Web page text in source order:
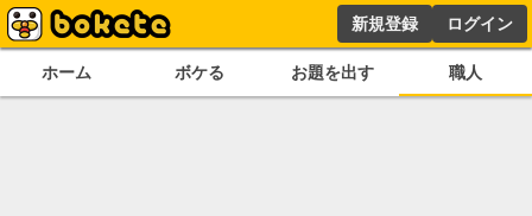
新規登録 ログイン
ホーム ボケる お題を出す 職人